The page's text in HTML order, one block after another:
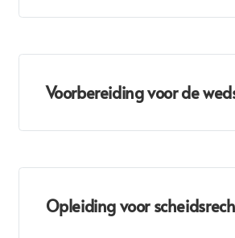
Voorbereiding voor de
Opleiding voor